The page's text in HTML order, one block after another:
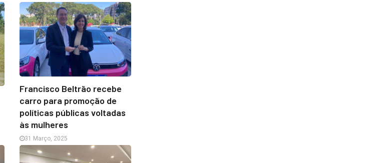
Francisco Beltrão recebe
carro para promoção de
políticas públicas voltadas
às mulheres
31 Março, 2025